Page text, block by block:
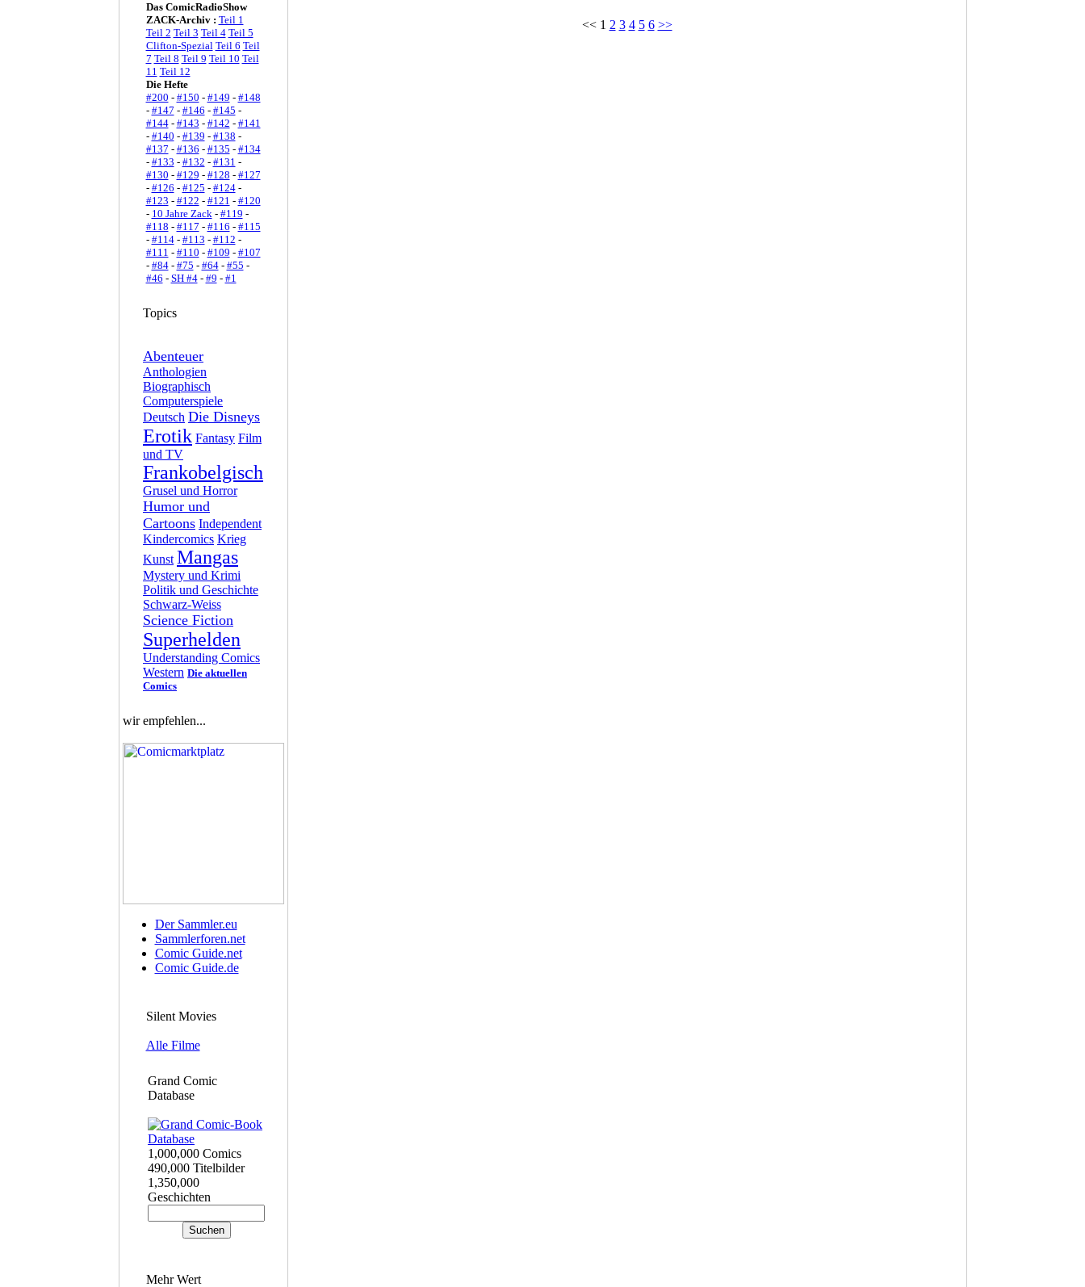
Das ComicRadioShow
ZACK-Archiv : Teil 1
Teil 2 Teil 3 Teil 4 Teil 5
Clifton-Spezial Teil 6 Teil
7 Teil 8 Teil 9 Teil 10 Teil
11 Teil 12
Die Hefte
#200 - #150 - #149 - #148
- #147 - #146 - #145 -
#144- #143 - #142 - #141
- #140 - #139 - #138 -
#137 - #136 - #135 - #134
- #133 - #132 - #131 -
#130 - #129 - #128 - #127
- #126 - #125 - #124-
#123 - #122 - #121 - #120
- 10 Jahre Zack- #119 -
#118 - #117 - #116 - #115
- #114- #113 - #112 -
#111 - #110 - #109 - #107
- #84- #75 - #64- #55 -
#46 - SH #4- #9 - #1
Topics
Abenteuer
Anthologien
Biographisch
Computerspiele
Deutsch Die Disneys
Erotik Fantasy Film
und TV
Frankobelgisch
Grusel und Horror
Humor und
Cartoons Independent
Kindercomics Krieg
Kunst Mangas
Mystery und Krimi
Politik und Geschichte
Schwarz-Weiss
Science Fiction
Superhelden
Understanding Comics
Western Die aktuellen
Comics
wir empfehlen...
Der Sammler.eu
Sammlerforen.net
Comic Guide.net
Comic Guide.de
Silent Movies
Alle Filme
Grand Comic
Database
1,000,000 Comics
490,000 Titelbilder
1,350,000
Geschichten
Mehr Wert
<< 1 2 3 4 5 6 >>